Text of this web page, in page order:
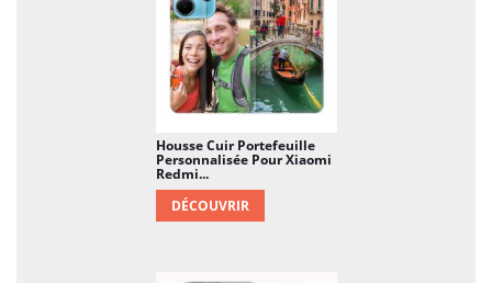
Housse Cuir Portefeuille
Personnalisée Pour Xiaomi
Redmi...
DÉCOUVRIR